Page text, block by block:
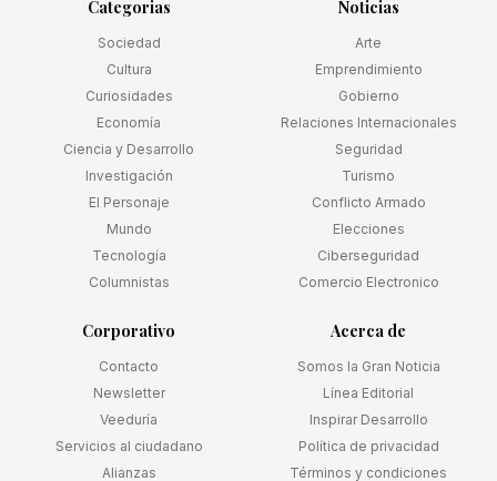
Categorias
Sociedad
Cultura
Curiosidades
Economía
Ciencia y Desarrollo
Investigación
El Personaje
Mundo
Tecnología
Columnistas
Noticias
Arte
Emprendimiento
Gobierno
Relaciones Internacionales
Seguridad
Turismo
Conflicto Armado
Elecciones
Ciberseguridad
Comercio Electronico
Corporativo
Contacto
Newsletter
Veeduría
Servicios al ciudadano
Alianzas
Acerca de
Somos la Gran Noticia
Línea Editorial
Inspirar Desarrollo
Política de privacidad
Términos y condiciones